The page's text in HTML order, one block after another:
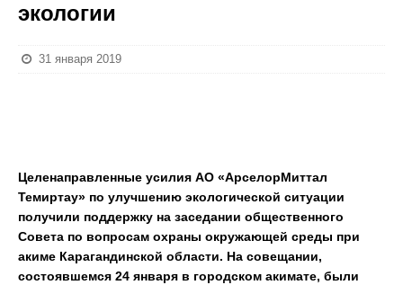
экологии
31 января 2019
Целенаправленные усилия АО «АрселорМиттал
Темиртау» по улучшению экологической ситуации
получили поддержку на заседании общественного
Совета по вопросам охраны окружающей среды при
акиме Карагандинской области. На совещании,
состоявшемся 24 января в городском акимате, были